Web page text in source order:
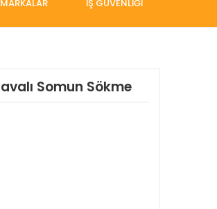
MARKALAR İŞ GÜVENLİĞİ
Somun Sökme